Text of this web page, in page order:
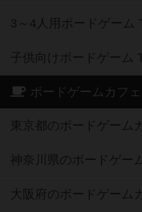
3～4人用ボードゲーム
子供向けボードゲーム
ボードゲームカフェ
東京都のボードゲーム
神奈川県のボードゲー
大阪府のボードゲーム